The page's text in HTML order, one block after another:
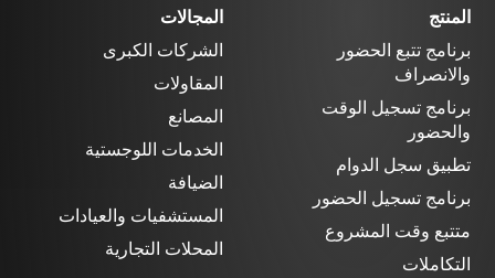
المنتج
برنامج تتبع الحضور
والانصراف
برنامج تسجيل الوقت
والحضور
تطبيق سجل الدوام
برنامج تسجيل الحضور
متتبع وقت المشروع
التكاملات
المجالات
الشركات الكبرى
المقاولات
المصانع
الخدمات اللوجستية
الضيافة
المستشفيات والعيادات
المحلات التجارية